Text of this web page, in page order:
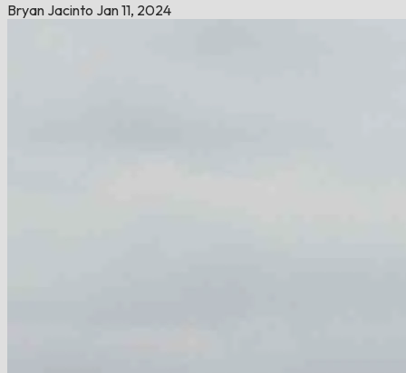
Bryan Jacinto Jan 11, 2024